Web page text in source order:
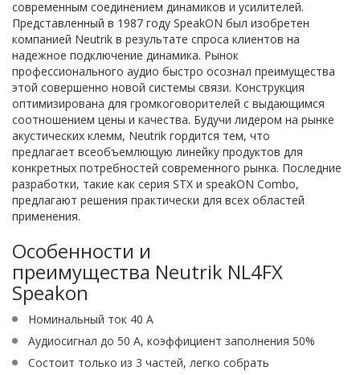
современным соединением динамиков и усилителей.
Представленный в 1987 году SpeakON был изобретен
компанией Neutrik в результате спроса клиентов на
надежное подключение динамика. Рынок
профессионального аудио быстро осознал преимущества
этой совершенно новой системы связи. Конструкция
оптимизирована для громкоговорителей с выдающимся
соотношением цены и качества. Будучи лидером на рынке
акустических клемм, Neutrik гордится тем, что
предлагает всеобъемлющую линейку продуктов для
конкретных потребностей современного рынка. Последние
разработки, такие как серия STX и speakON Combo,
предлагают решения практически для всех областей
применения.
Особенности и
преимущества Neutrik NL4FX
Speakon
Номинальный ток 40 А
Аудиосигнал до 50 А, коэффициент заполнения 50%
Состоит только из 3 частей, легко собрать